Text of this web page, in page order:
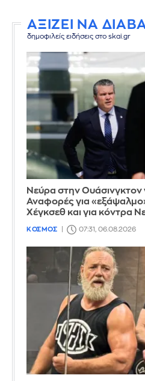
ΑΞΙΖΕΙ ΝΑ
δημοφιλείς ειδήσεις στο skai.gr
Νεύρα στην Ουάσινγκτον
Αναφορές για
Χέγκσεθ και για κόντρα
ΚΟΣΜΟΣ 07:31, 06.08.2026